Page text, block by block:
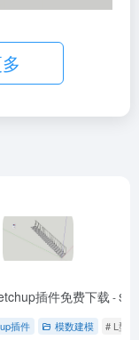
(根据地形生成等高线)(汉
草图大师插件免费下载
插件免费下载 -
插件 模数建模 # L型